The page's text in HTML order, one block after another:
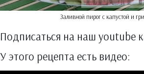
Заливной пирог с капустой и
Подписаться на наш youtube
У этого рецепта есть видео: